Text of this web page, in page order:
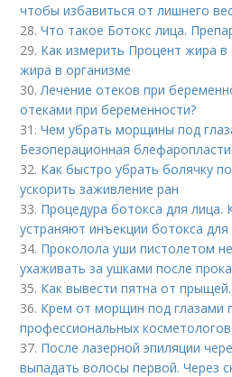
чтобы избавиться от лишнего
28.Что такое Ботокс лица.
29. Как измерить Процент жира
жира в организме
30. Лечение отеков при
отеками при беременности?
31.Чем убрать морщины под
Безоперационная
32. Как быстро убрать болячку
ускорить заживление ран
33. Процедура ботокса для лица.
устраняют инъекции ботокса для
34. Проколола уши пистолетом
ухаживать за ушками после
35. Как вывести пятна от прыщей.
36. Крем от морщин под глазами
профессиональных косметологов
37. После лазерной эпиляции
выпадать волосы первой. Через